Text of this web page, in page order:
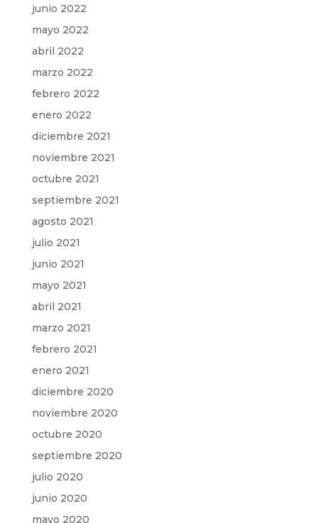
junio 2022
mayo 2022
abril 2022
marzo 2022
febrero 2022
enero 2022
diciembre 2021
noviembre 2021
octubre 2021
septiembre 2021
agosto 2021
julio 2021
junio 2021
mayo 2021
abril 2021
marzo 2021
febrero 2021
enero 2021
diciembre 2020
noviembre 2020
octubre 2020
septiembre 2020
julio 2020
junio 2020
mayo 2020